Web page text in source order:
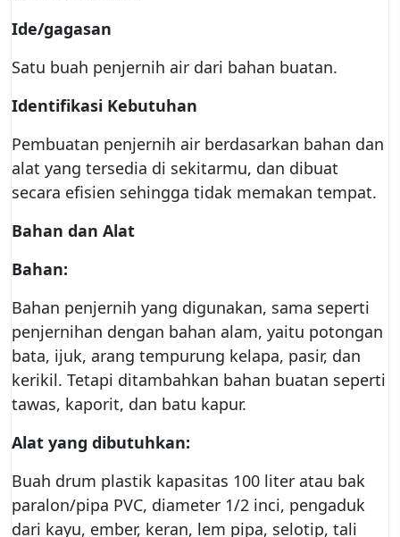
Ide/gagasan
Satu buah penjernih air dari bahan buatan.
Identifikasi Kebutuhan
Pembuatan penjernih air berdasarkan bahan dan
alat yang tersedia di sekitarmu, dan dibuat
secara efisien sehingga tidak memakan tempat.
Bahan dan Alat
Bahan:
Bahan penjernih yang digunakan, sama seperti
penjernihan dengan bahan alam, yaitu potongan
bata, ijuk, arang tempurung kelapa, pasir, dan
kerikil. Tetapi ditambahkan bahan buatan seperti
tawas, kaporit, dan batu kapur.
Alat yang dibutuhkan:
Buah drum plastik kapasitas 100 liter atau bak
paralon/pipa PVC, diameter 1/2 inci, pengaduk
dari kayu, ember, keran, lem pipa, selotip, tali